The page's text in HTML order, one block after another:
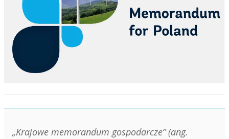
„Krajowe memorandum gospodarcze” (ang.